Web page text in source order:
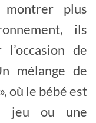
montrer plus
ils
de
mélange de
où le bébé est
jeu ou une